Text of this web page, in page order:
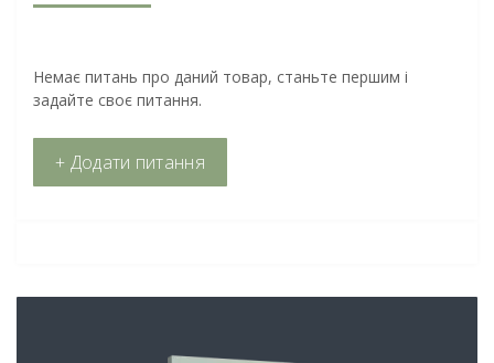
Немає питань про даний товар, станьте першим і
задайте своє питання.
+ Додати питання